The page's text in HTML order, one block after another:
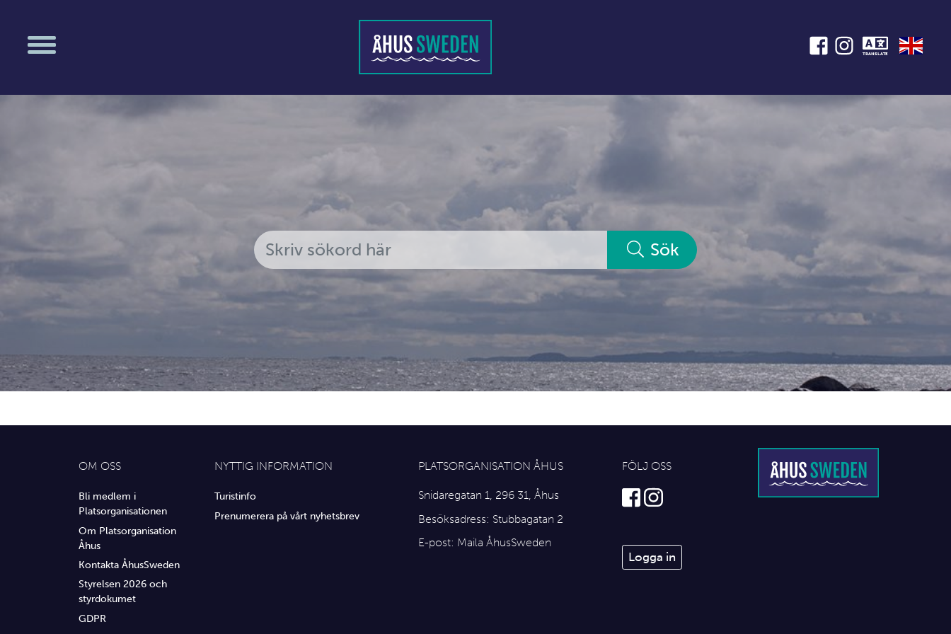
TRANSLATE
Sök
OM OSS
Bli medlem i
Platsorganisationen
Om Platsorganisation
Åhus
Kontakta ÅhusSweden
Styrelsen 2026 och
styrdokumet
GDPR
NYTTIG INFORMATION
Turistinfo
Prenumerera på vårt nyhetsbrev
PLATSORGANISATION ÅHUS
Snidaregatan 1, 296 31, Åhus
Besöksadress: Stubbagatan 2
E-post: Maila ÅhusSweden
FÖLJ OSS
Logga in